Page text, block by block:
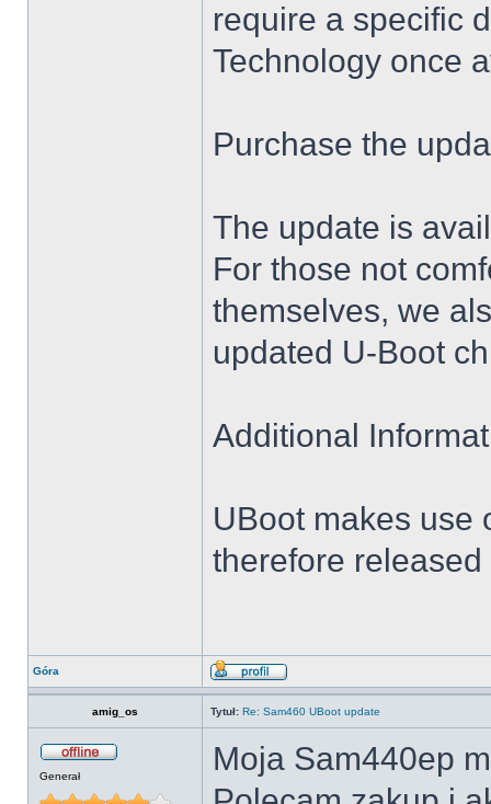
require a specific
Technology once
Purchase the
The update is
For those not
themselves, we
updated U-Boot
Additional
UBoot makes use
therefore
Góra
amig_os Tytuł: Re: Sam460 UBoot update
Generał
Moja Sam440ep